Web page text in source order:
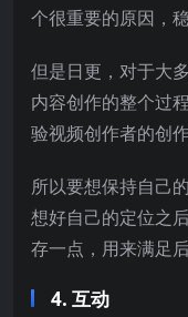
个很重要的原因，
但是日更，对于大
内容创作的整个过
验视频创作者的创作
所以要想保持自己
想好自己的定位之
存一点，用来满足
4. 互动